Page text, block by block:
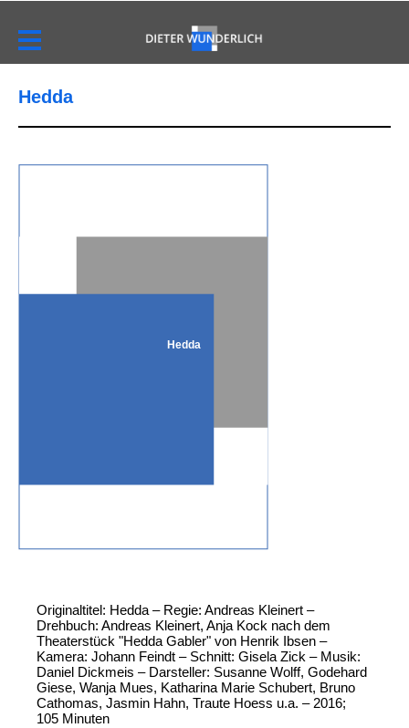
Hedda
Hedda
Originaltitel: Hedda – Regie: Andreas Kleinert –
Drehbuch: Andreas Kleinert, Anja Kock nach dem
Theaterstück "Hedda Gabler" von Henrik Ibsen –
Kamera: Johann Feindt – Schnitt: Gisela Zick – Musik:
Daniel Dickmeis – Darsteller: Susanne Wolff, Godehard
Giese, Wanja Mues, Katharina Marie Schubert, Bruno
Cathomas, Jasmin Hahn, Traute Hoess u.a. – 2016;
105 Minuten